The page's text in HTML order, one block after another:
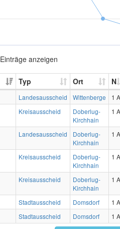
Einträge anzeigen
Typ Ort N
Landesausscheid Wittenberge
1 A
Kreisausscheid
Doberlug-
Kirchhain
1 A
Landesausscheid
Doberlug-
Kirchhain
1 A
Kreisausscheid
Doberlug-
Kirchhain
1 A
Kreisausscheid
Doberlug-
Kirchhain
1 A
Stadtausscheid Domsdorf
1 A
Stadtausscheid Domsdorf 1 A